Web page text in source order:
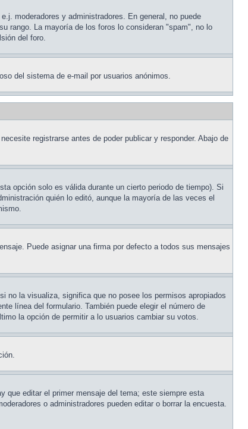
moderadores y administradores. En general, no puede
rango. La mayoría de los foros lo consideran "spam", no lo
del foro.
del sistema de e-mail por usuarios anónimos.
registrarse antes de poder publicar y responder. Abajo de
opción solo es válida durante un cierto periodo de tiempo). Si
quién lo editó, aunque la mayoría de las veces el
Puede asignar una firma por defecto a todos sus mensajes
no la visualiza, significa que no posee los permisos apropiados
línea del formulario. También puede elegir el número de
la opción de permitir a lo usuarios cambiar su votos.
que editar el primer mensaje del tema; este siempre esta
o administradores pueden editar o borrar la encuesta.